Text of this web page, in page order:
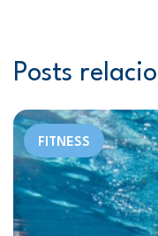
Posts
FITNESS